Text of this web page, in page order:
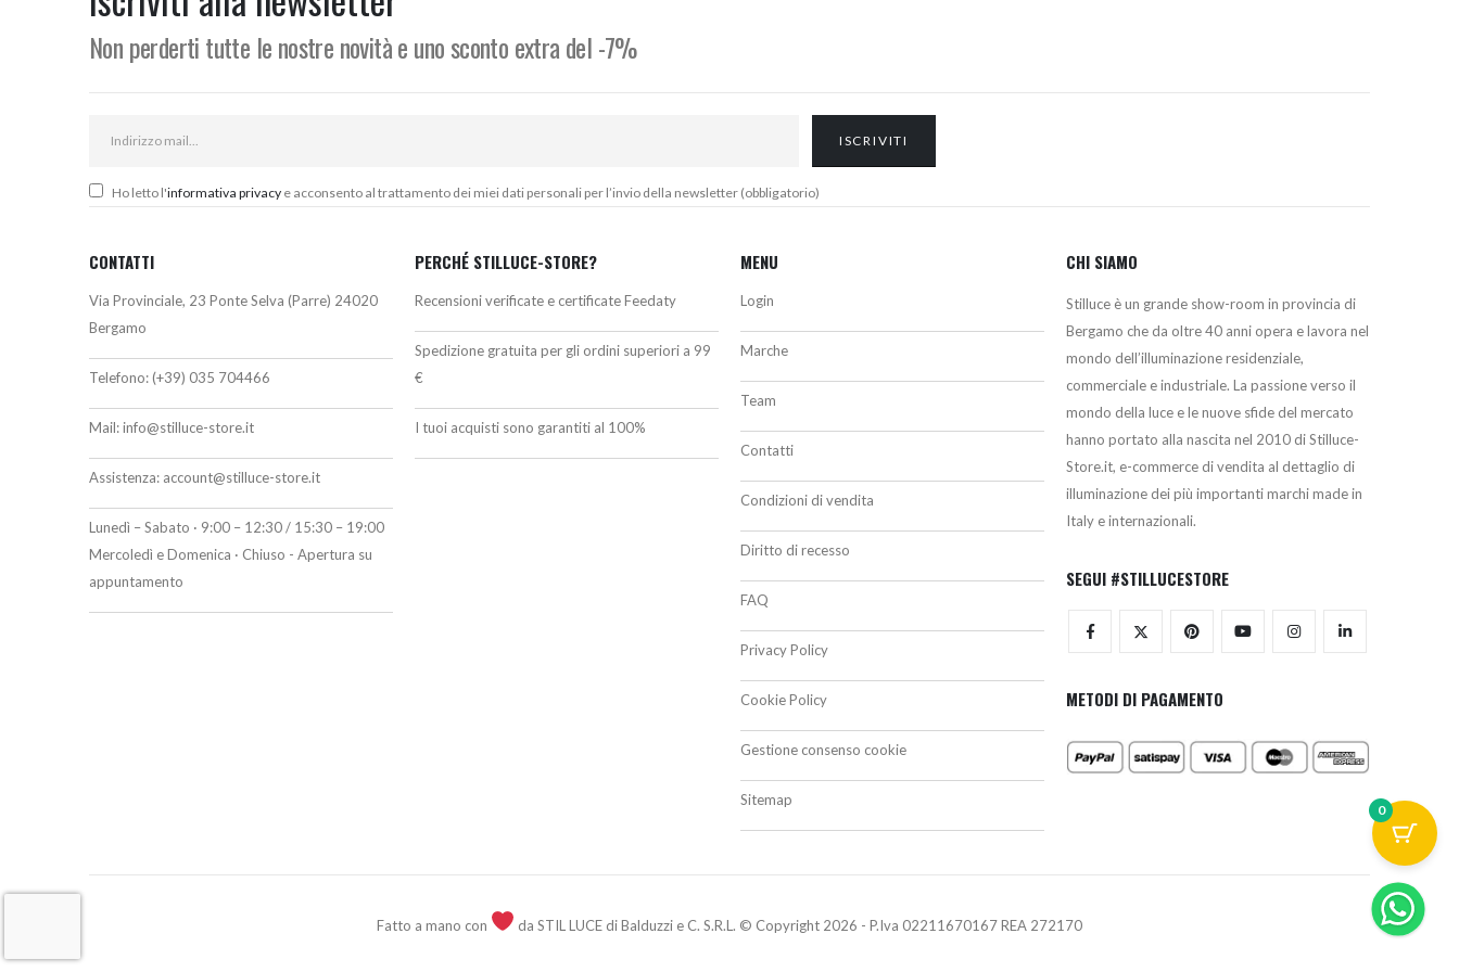
247,00€
Non perderti tutte le nostre novità e uno sconto extra del -7%
Ho letto l'informativa privacy e acconsento al trattamento dei miei dati personali per l’invio della newsletter (obbligatorio)
CONTATTI
Via Provinciale, 23 Ponte Selva (Parre) 24020
Bergamo
Telefono: (+39) 035 704466
Mail:info@stilluce-store.it
Assistenza: account@stilluce-store.it
Lunedì – Sabato · 9:00 – 12:30 / 15:30 – 19:00
Mercoledì e Domenica · Chiuso - Apertura su
appuntamento
PERCHÉ STILLUCE-STORE?
Recensioni verificate e certificate Feedaty
Spedizione gratuita per gli ordini superiori a 99
€
I tuoi acquisti sono garantiti al 100%
MENU
Login
Marche
Team
Contatti
Condizioni di vendita
Diritto di recesso
FAQ
Privacy Policy
Cookie Policy
Gestione consenso cookie
Sitemap
CHI SIAMO
Stilluce è un grande show-room in provincia di
Bergamo che da oltre 40 anni opera e lavora nel
mondo dell’illuminazione residenziale,
commerciale e industriale. La passione verso il
mondo della luce e le nuove sfide del mercato
hanno portato alla nascita nel 2010 di Stilluce-
Store.it, e-commerce di vendita al dettaglio di
illuminazione dei più importanti marchi made in
Italy e internazionali.
SEGUI #STILLUCESTORE
METODI DI PAGAMENTO
Fatto a mano con da STIL LUCE di Balduzzi e C. S.R.L. © Copyright 2026 - P.Iva 02211670167 REA 272170
0